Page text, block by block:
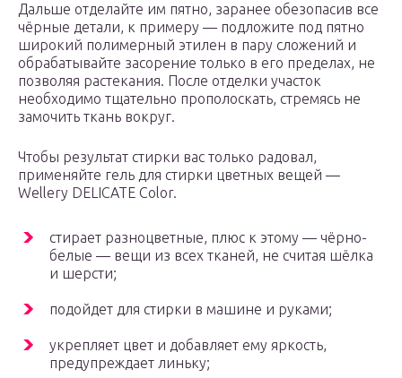
Дальше отделайте им пятно, заранее обезопасив все
чёрные детали, к примеру — подложите под пятно
широкий полимерный этилен в пару сложений и
обрабатывайте засорение только в его пределах, не
позволяя растекания. После отделки участок
необходимо тщательно прополоскать, стремясь не
замочить ткань вокруг.
Чтобы результат стирки вас только радовал,
применяйте гель для стирки цветных вещей —
Wellery DELICATE Color.
стирает разноцветные, плюс к этому — чёрно-
белые — вещи из всех тканей, не считая шёлка
и шерсти;
подойдет для стирки в машине и руками;
укрепляет цвет и добавляет ему яркость,
предупреждает линьку;